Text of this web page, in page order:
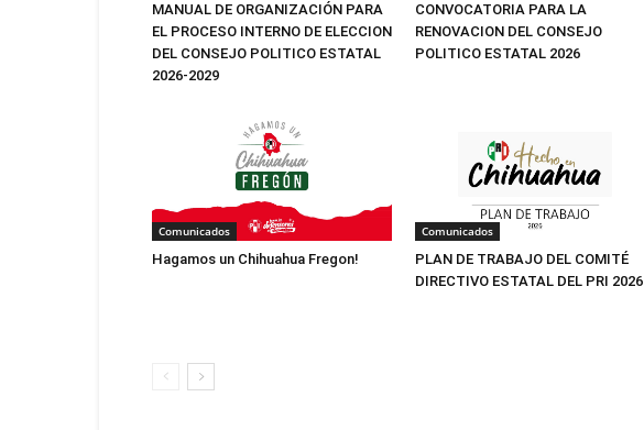
MANUAL DE ORGANIZACIÓN PARA
EL PROCESO INTERNO DE ELECCION
DEL CONSEJO POLITICO ESTATAL
2026-2029
CONVOCATORIA PARA LA
RENOVACION DEL CONSEJO
POLITICO ESTATAL 2026
Comunicados
Hagamos un Chihuahua Fregon!
Comunicados
PLAN DE TRABAJO DEL COMITÉ
DIRECTIVO ESTATAL DEL PRI 2026